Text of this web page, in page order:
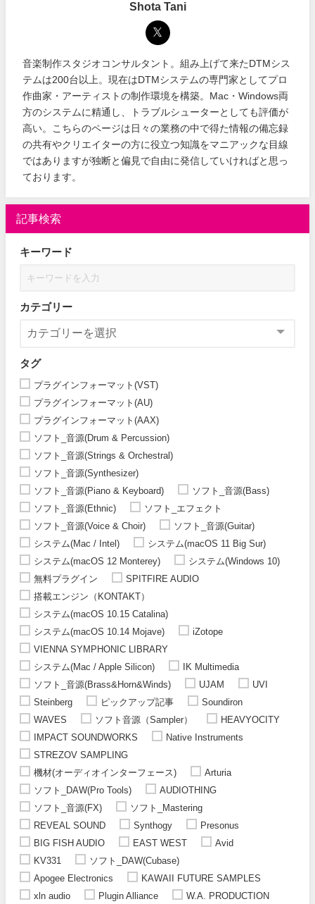
Shota Tani
音楽制作スタジオコンサルタント。組み上げて来たDTMシス
テムは200台以上。現在はDTMシステムの専門家としてプロ
作曲家・アーティストの制作環境を構築。Mac・Windows両
方のシステムに精通し、トラブルシューターとしても評価が
高い。こちらのページは日々の業務の中で得た情報の備忘録
の共有やクリエイターの方に役立つ知識をマニアックな目線
ではありますが独断と偏見で自由に発信していければと思っ
ております。
記事検索
キーワード
カテゴリー
タグ
プラグインフォーマット(VST)
プラグインフォーマット(AU)
プラグインフォーマット(AAX)
ソフト_音源(Drum & Percussion)
ソフト_音源(Strings & Orchestral)
ソフト_音源(Synthesizer)
ソフト_音源(Piano & Keyboard)
ソフト_音源(Bass)
ソフト_音源(Ethnic)
ソフト_エフェクト
ソフト_音源(Voice & Choir)
ソフト_音源(Guitar)
システム(Mac / Intel)
システム(macOS 11 Big Sur)
システム(macOS 12 Monterey)
システム(Windows 10)
無料プラグイン
SPITFIRE AUDIO
搭載エンジン（KONTAKT）
システム(macOS 10.15 Catalina)
システム(macOS 10.14 Mojave)
iZotope
VIENNA SYMPHONIC LIBRARY
システム(Mac / Apple Silicon)
IK Multimedia
ソフト_音源(Brass&Horn&Winds)
UJAM
UVI
Steinberg
ピックアップ記事
Soundiron
WAVES
ソフト音源（Sampler）
HEAVYOCITY
IMPACT SOUNDWORKS
Native Instruments
STREZOV SAMPLING
機材(オーディオインターフェース)
Arturia
ソフト_DAW(Pro Tools)
AUDIOTHING
ソフト_音源(FX)
ソフト_Mastering
REVEAL SOUND
Synthogy
Presonus
BIG FISH AUDIO
EAST WEST
Avid
KV331
ソフト_DAW(Cubase)
Apogee Electronics
KAWAII FUTURE SAMPLES
xln audio
Plugin Alliance
W.A. PRODUCTION